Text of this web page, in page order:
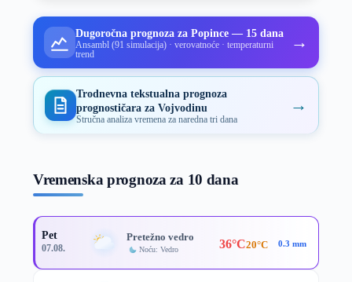
Dugoročna prognoza za Popince — 15 dana
Ansambl (91 simulacija) · verovatnoće · temperaturni
trend
→
Trodnevna tekstualna prognoza
prognostičara za Vojvodinu
Stručna analiza vremena za naredna tri dana
→
Vremenska prognoza za 10 dana
Pet
07.08.
Pretežno vedro
Noću: Vedro 36°C20°C 0.3 mm